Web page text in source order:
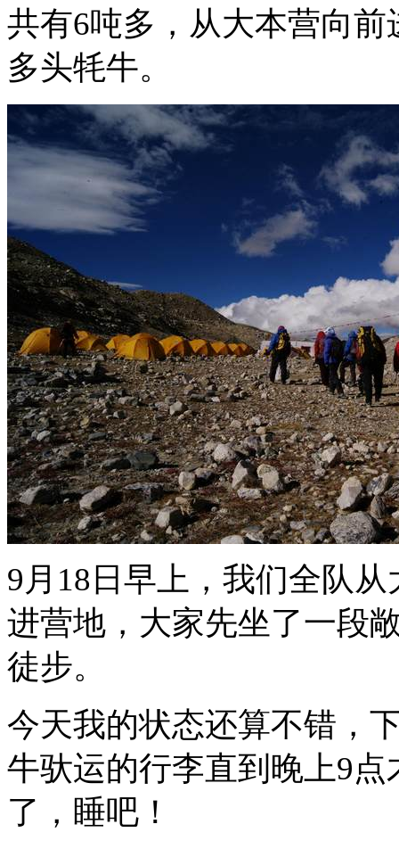
共有6吨多，从大本营向
多头牦牛。
9月18日早上，我们全队
进营地，大家先坐了一段
徒步。
今天我的状态还算不错，
牛驮运的行李直到晚上9
了，睡吧！